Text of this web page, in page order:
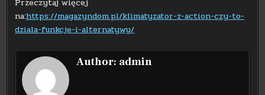
Przeczytaj więcej
na:https://magazyndom.pl/klimatyzator-z-action-czy-to-
dziala-funkcje-i-alternatywy/
Author: admin